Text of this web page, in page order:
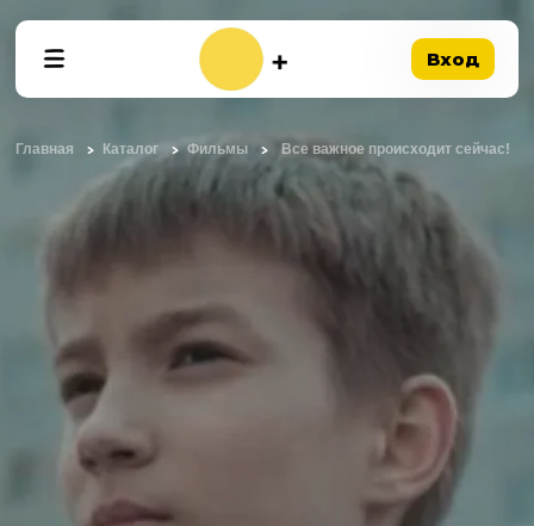
Вход
Главная Каталог Фильмы Все важное происходит сейчас!